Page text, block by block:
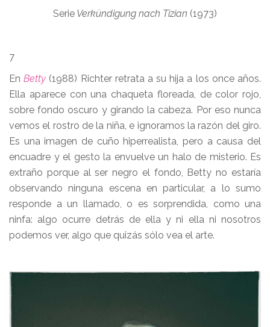
Serie Verkündigung nach Tizian (1973)
7
EnBetty (1988) Richter retrata a su hija a los once años.
Ella aparece con una chaqueta floreada, de color rojo,
sobre fondo oscuro y girando la cabeza. Por eso nunca
vemos el rostro de la niña, e ignoramos la razón del giro.
Es una imagen de cuño hiperrealista, pero a causa del
encuadre y el gesto la envuelve un halo de misterio. Es
extraño porque al ser negro el fondo, Betty no estaría
observando ninguna escena en particular, a lo sumo
responde a un llamado, o es sorprendida, como una
ninfa: algo ocurre detrás de ella y ni ella ni nosotros
podemos ver, algo que quizás sólo vea el arte.